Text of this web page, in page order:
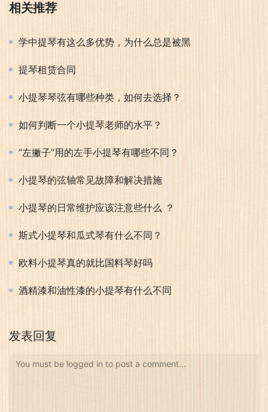
相关推荐
学中提琴有这么多优势，为什么总是被黑
提琴租赁合同
小提琴琴弦有哪些种类，如何去选择？
如何判断一个小提琴老师的水平？
“左撇子”用的左手小提琴有哪些不同？
小提琴的弦轴常见故障和解决措施
小提琴的日常维护应该注意些什么 ？
斯式小提琴和瓜式琴有什么不同？
欧料小提琴真的就比国料琴好吗
酒精漆和油性漆的小提琴有什么不同
发表回复
You must be logged in to post a comment...